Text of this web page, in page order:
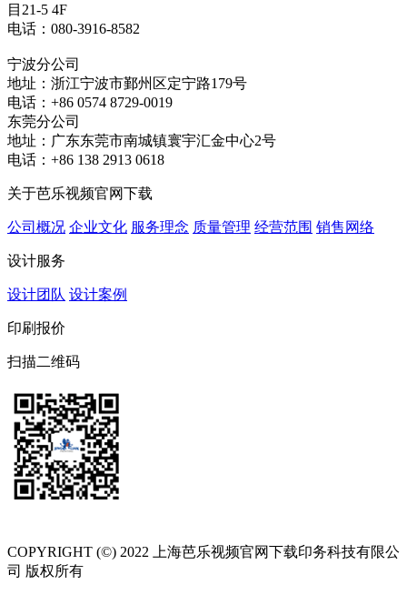
目21-5 4F
电话：080-3916-8582
宁波分公司
地址：浙江宁波市鄞州区定宁路179号
电话：+86 0574 8729-0019
东莞分公司
地址：广东东莞市南城镇寰宇汇金中心2号
电话：+86 138 2913 0618
关于芭乐视频官网下载
公司概况 企业文化 服务理念 质量管理 经营范围 销售网络
设计服务
设计团队 设计案例
印刷报价
扫描二维码
COPYRIGHT (©) 2022 上海芭乐视频官网下载印务科技有限公
司 版权所有